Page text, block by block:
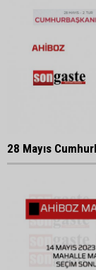
28 Mayıs